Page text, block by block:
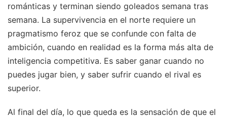
románticas y terminan siendo goleados semana tras
semana. La supervivencia en el norte requiere un
pragmatismo feroz que se confunde con falta de
ambición, cuando en realidad es la forma más alta de
inteligencia competitiva. Es saber ganar cuando no
puedes jugar bien, y saber sufrir cuando el rival es
superior.
Al final del día, lo que queda es la sensación de que el